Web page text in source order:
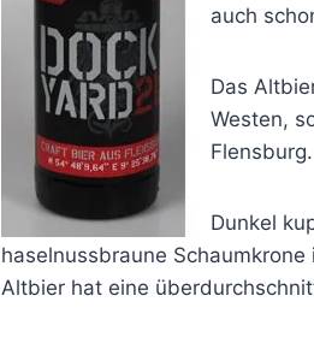
auch
Das
Westen,
Flensburg.
Dunkel
haselnussbraune
Altbier hat eine